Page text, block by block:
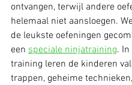
ontvangen, terwijl andere
helemaal niet aansloegen.
de leukste oefeningen
een speciale ninjatraining. In
training leren de kinderen
trappen, geheime